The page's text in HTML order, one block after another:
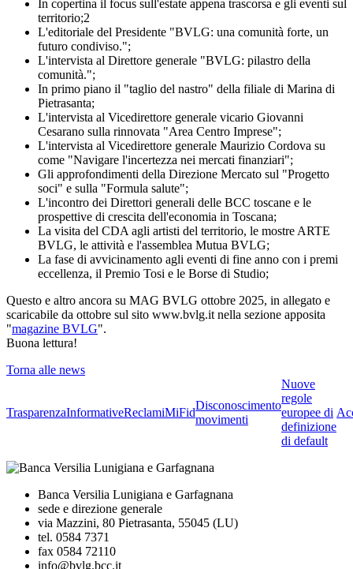
In copertina il focus sull'estate appena trascorsa e gli eventi sul
territorio;2
L'editoriale del Presidente "BVLG: una comunità forte, un
futuro condiviso.";
L'intervista al Direttore generale "BVLG: pilastro della
comunità.";
In primo piano il "taglio del nastro" della filiale di Marina di
Pietrasanta;
L'intervista al Vicedirettore generale vicario Giovanni
Cesarano sulla rinnovata "Area Centro Imprese";
L'intervista al Vicedirettore generale Maurizio Cordova su
come "Navigare l'incertezza nei mercati finanziari";
Gli approfondimenti della Direzione Mercato sul "Progetto
soci" e sulla "Formula salute";
L'incontro dei Direttori generali delle BCC toscane e le
prospettive di crescita dell'economia in Toscana;
La visita del CDA agli artisti del territorio, le mostre ARTE
BVLG, le attività e l'assemblea Mutua BVLG;
La fase di avvicinamento agli eventi di fine anno con i premi
eccellenza, il Premio Tosi e le Borse di Studio;
Questo e altro ancora su MAG BVLG ottobre 2025, in allegato e
scaricabile da ottobre sul sito www.bvlg.it nella sezione apposita
"magazine BVLG".
Buona lettura!
Torna alle news
TrasparenzaInformativeReclamiMiFid
Disconoscimento
movimenti
Nuove
regole
europee di
definizione
di default
Banca Versilia Lunigiana e Garfagnana
sede e direzione generale
via Mazzini, 80 Pietrasanta, 55045 (LU)
tel. 0584 7371
fax 0584 72110
info@bvlg.bcc.it